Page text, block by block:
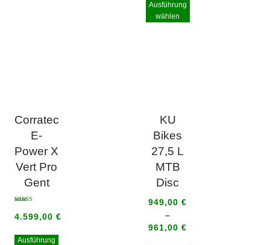
Ausführung
wählen
Corratec
E-
Power X
Vert Pro
Gent
5.00
von 5
4.599,00 €
Ausführung
KU
Bikes
27,5 L
MTB
Disc
949,00€
–
961,00€